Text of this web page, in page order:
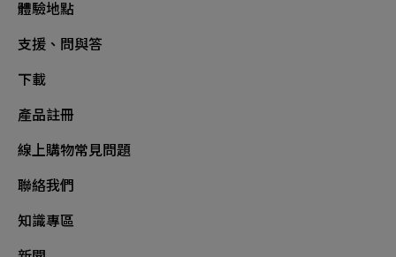
體驗地點
支援、問與答
下載
產品註冊
線上購物常見問題
聯絡我們
知識專區